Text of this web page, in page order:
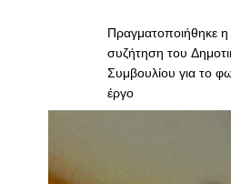
Πραγματοποιήθηκε η
συζήτηση του
Συμβουλίου για το
έργο